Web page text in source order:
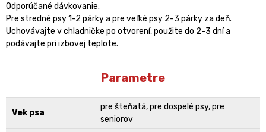
Odporúčané dávkovanie:
Pre stredné psy 1-2 párky a pre veľké psy 2-3 párky za deň.
Uchovávajte v chladničke po otvorení, použite do 2-3 dní a
podávajte pri izbovej teplote.
Parametre
Vek psa
pre šteňatá, pre dospelé psy, pre
seniorov